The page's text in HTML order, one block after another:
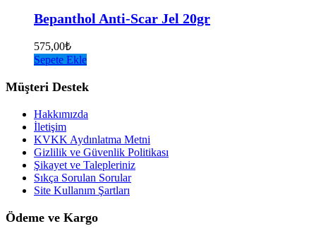
Bepanthol Anti-Scar Jel 20gr
575,00₺
Sepete Ekle
Müşteri Destek
Hakkımızda
İletişim
KVKK Aydınlatma Metni
Gizlilik ve Güvenlik Politikası
Şikayet ve Talepleriniz
Sıkça Sorulan Sorular
Site Kullanım Şartları
Ödeme ve Kargo